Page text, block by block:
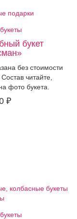
букет
без стоимости
читайте,
фото букета.
₽